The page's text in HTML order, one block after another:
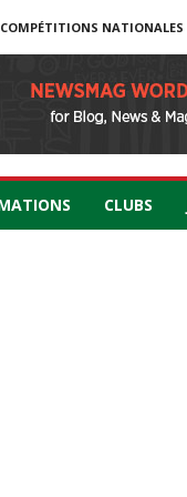
COMPÉTITIONS NATIONALES
CLUBS